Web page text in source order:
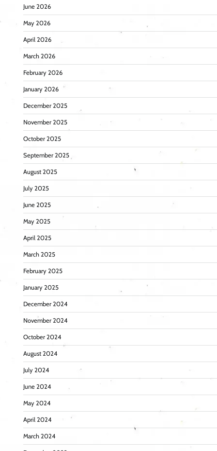
June 2026
May 2026
April 2026
March 2026
February 2026
January 2026
December 2025
November 2025
October 2025
September 2025
August 2025
July 2025
June 2025
May 2025
April 2025
March 2025
February 2025
January 2025
December 2024
November 2024
October 2024
August 2024
July 2024
June 2024
May 2024
April 2024
March 2024